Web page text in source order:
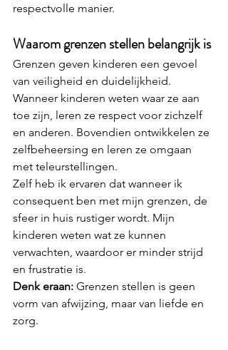
respectvolle manier.
Waarom grenzen stellen belangrijk is
Grenzen geven kinderen een gevoel
van veiligheid en duidelijkheid.
Wanneer kinderen weten waar ze aan
toe zijn, leren ze respect voor zichzelf
en anderen. Bovendien ontwikkelen ze
zelfbeheersing en leren ze omgaan
met teleurstellingen.
Zelf heb ik ervaren dat wanneer ik
consequent ben met mijn grenzen, de
sfeer in huis rustiger wordt. Mijn
kinderen weten wat ze kunnen
verwachten, waardoor er minder strijd
en frustratie is.
Denk eraan: Grenzen stellen is geen
vorm van afwijzing, maar van liefde en
zorg.